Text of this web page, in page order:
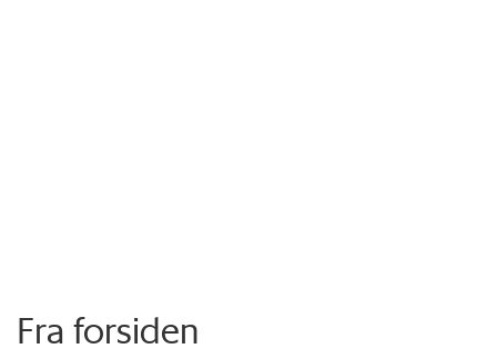
Fra forsiden